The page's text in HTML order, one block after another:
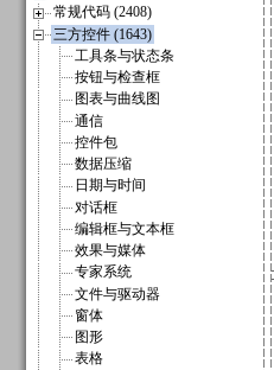
常规代码 (2408)
三方控件 (1643)
工具条与状态条
按钮与检查框
图表与曲线图
通信
控件包
数据压缩
日期与时间
对话框
编辑框与文本框
效果与媒体
专家系统
文件与驱动器
窗体
图形
表格